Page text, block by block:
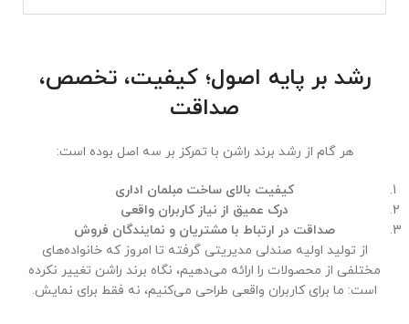
رشد بر پایه اصول؛ کیفیت، تخصص،
صداقت
هر گام از رشد برند راشن با تمرکز بر سه اصل بوده است:
کیفیت بالای ساخت مبلمان اداری
درک عمیق از نیاز کاربران واقعی
صداقت در ارتباط با مشتریان و نمایندگان فروش
از تولید اولیه صندلی مدیریتی گرفته تا امروز که خانواده‌های
مختلفی از محصولات را ارائه می‌دهیم، نگاه برند راشن تغییر نکرده
است: ما برای کاربران واقعی طراحی می‌کنیم، نه فقط برای نمایش.